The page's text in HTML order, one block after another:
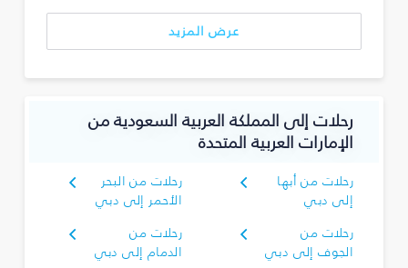
عرض المزيد
رحلات إلى المملكة العربية السعودية من
الإمارات العربية المتحدة
رحلات من أبها
إلى دبي
رحلات من البحر
الأحمر إلى دبي
رحلات من
الجوف إلى دبي
رحلات من
الدمام إلى دبي